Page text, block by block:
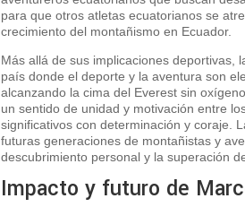
para que otros atletas ecuatorianos se
crecimiento del montañismo en Ecuador.
Más allá de sus implicaciones deportivas,
país donde el deporte y la aventura son
alcanzando la cima del Everest sin
un sentido de unidad y motivación entre
significativos con determinación y coraje.
futuras generaciones de montañistas y
descubrimiento personal y la superación
Impacto y futuro de